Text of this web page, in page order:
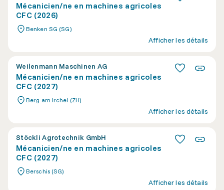
Mécanicien/ne en machines agricoles
CFC (2026)
Benken SG (SG)
Afficher les détails
Weilenmann Maschinen AG
Mécanicien/ne en machines agricoles
CFC (2027)
Berg am Irchel (ZH)
Afficher les détails
Stöckli Agrotechnik GmbH
Mécanicien/ne en machines agricoles
CFC (2027)
Berschis (SG)
Afficher les détails